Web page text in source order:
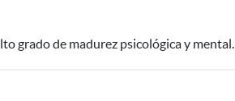
grado de madurez psicológica y mental.